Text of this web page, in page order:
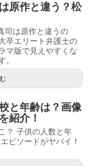
原作と違う？松
司は原作と違うの
卒エリート弁護士の
マ版で見えやすくな
。
と年齢は？画像
紹介！
？ 子供の人数と年
ピソードがヤバイ！